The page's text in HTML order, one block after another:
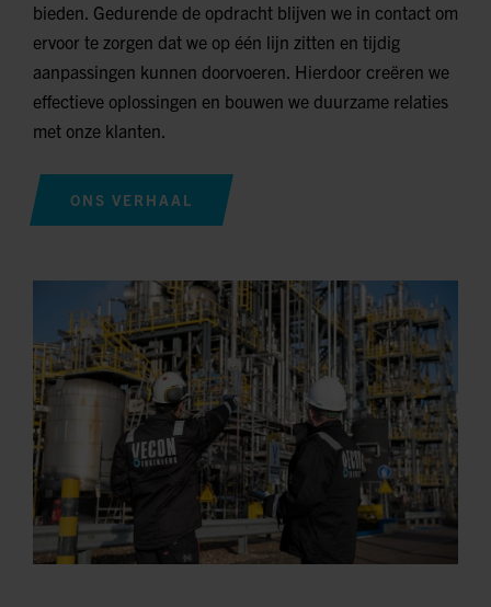
bieden. Gedurende de opdracht blijven we in contact om
ervoor te zorgen dat we op één lijn zitten en tijdig
aanpassingen kunnen doorvoeren. Hierdoor creëren we
effectieve oplossingen en bouwen we duurzame relaties
met onze klanten.
ONS VERHAAL